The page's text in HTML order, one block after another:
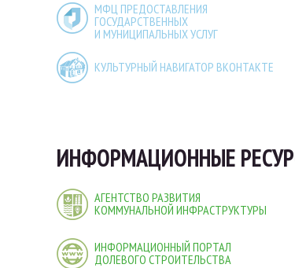
МФЦ ПРЕДОСТАВЛЕНИЯ
ГОСУДАРСТВЕННЫХ
И МУНИЦИПАЛЬНЫХ УСЛУГ
КУЛЬТУРНЫЙ НАВИГАТОР ВКОНТАКТЕ
ИНФОРМАЦИОННЫЕ
АГЕНТСТВО РАЗВИТИЯ
КОММУНАЛЬНОЙ ИНФРАСТРУКТУРЫ
ИНФОРМАЦИОННЫЙ ПОРТАЛ
ДОЛЕВОГО СТРОИТЕЛЬСТВА